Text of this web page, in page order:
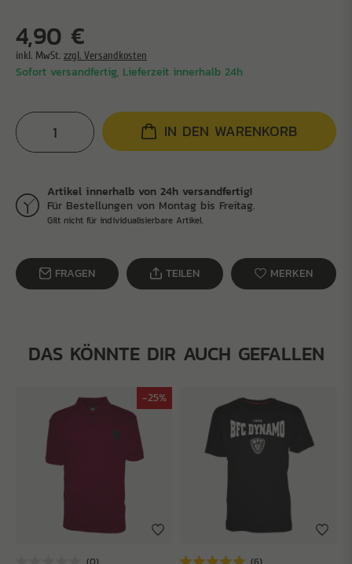
4,90 €
inkl. MwSt. zzgl. Versandkosten
Sofort versandfertig, Lieferzeit innerhalb 24h
IN DEN WARENKORB
Artikel innerhalb von 24h versandfertig!
Für Bestellungen von Montag bis Freitag.
Gilt nicht für individualisierbare Artikel.
FRAGEN TEILEN MERKEN
DAS KÖNNTE DIR AUCH GEFALLEN
-25%